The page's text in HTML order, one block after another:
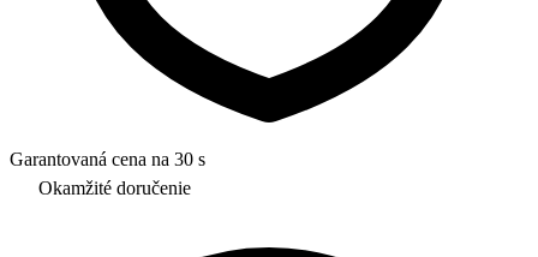
Garantovaná cena na 30 s
Okamžité doručenie